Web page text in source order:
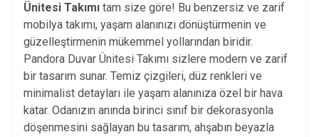
Ünitesi Takımı tam size göre! Bu benzersiz ve zarif
mobilya takımı, yaşam alanınızı dönüştürmenin ve
güzelleştirmenin mükemmel yollarından biridir.
Pandora Duvar Ünitesi Takımı sizlere modern ve zarif
bir tasarım sunar. Temiz çizgileri, düz renkleri ve
minimalist detayları ile yaşam alanınıza özel bir hava
katar. Odanızın anında birinci sınıf bir dekorasyonla
döşenmesini sağlayan bu tasarım, ahşabın beyazla